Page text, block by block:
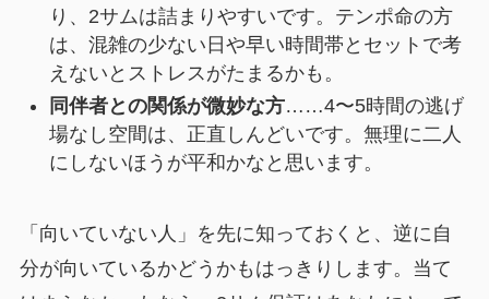
り、2サムは詰まりやすいです。テンポ命の方
は、混雑の少ない日や早い時間帯とセットで考
えないとストレスがたまるかも。
同伴者との関係が微妙な方……4〜5時間の逃げ
場なし空間は、正直しんどいです。無理に二人
にしないほうが平和かなと思います。
「向いていない人」を先に知っておくと、逆に自
分が向いているかどうかもはっきりします。当て